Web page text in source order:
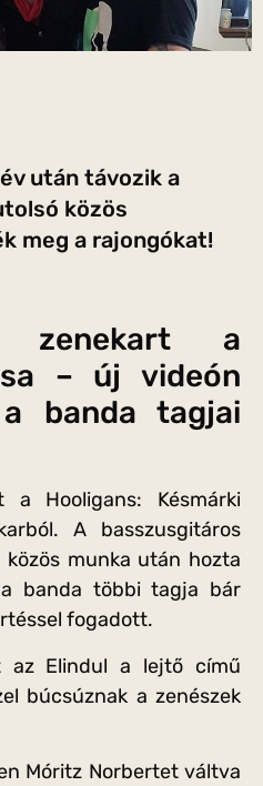
után távozik a
közös
meg a rajongókat!
zenekart a
– új videón
banda tagjai
a Hooligans: Késmárki
A basszusgitáros
munka után hozta
banda többi tagja bár
fogadott.
az Elindul a lejtő című
búcsúznak a zenészek
Móritz Norbertet váltva